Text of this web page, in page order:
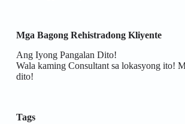
Mga Bagong Rehistradong Kliyente
Ang Iyong Pangalan Dito!
Wala kaming Consultant sa lokasyong ito!
dito!
Tags